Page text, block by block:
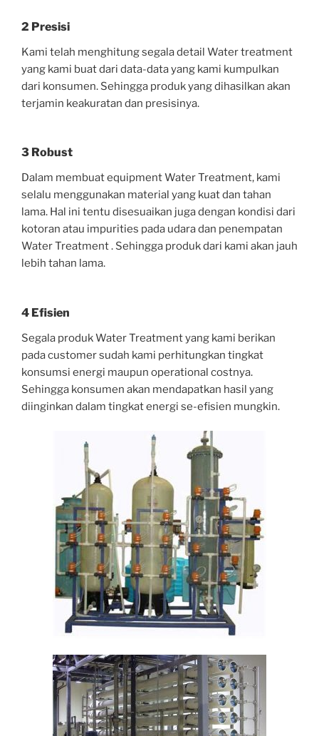
2 Presisi
Kami telah menghitung segala detail Water treatment
yang kami buat dari data-data yang kami kumpulkan
dari konsumen. Sehingga produk yang dihasilkan akan
terjamin keakuratan dan presisinya.
3 Robust
Dalam membuat equipment Water Treatment, kami
selalu menggunakan material yang kuat dan tahan
lama. Hal ini tentu disesuaikan juga dengan kondisi dari
kotoran atau impurities pada udara dan penempatan
Water Treatment . Sehingga produk dari kami akan jauh
lebih tahan lama.
4 Efisien
Segala produk Water Treatment yang kami berikan
pada customer sudah kami perhitungkan tingkat
konsumsi energi maupun operational costnya.
Sehingga konsumen akan mendapatkan hasil yang
diinginkan dalam tingkat energi se-efisien mungkin.